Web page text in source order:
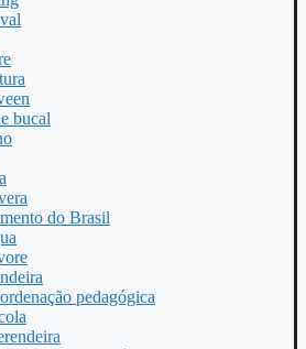
bucal
do Brasil
pedagógica